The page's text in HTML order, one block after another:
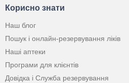
Корисно знати
Наш блог
Пошук і онлайн-резервування ліків
Наші аптеки
Програми для клієнтів
Довідка і Служба резервування